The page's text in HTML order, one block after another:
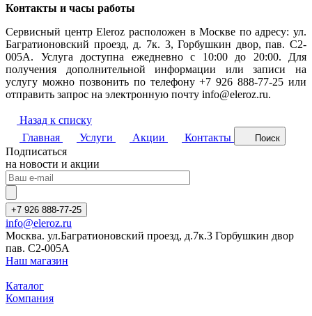
Контакты и часы работы
Сервисный центр Eleroz расположен в Москве по адресу: ул.
Багратионовский проезд, д. 7к. 3, Горбушкин двор, пав. C2-
005A. Услуга доступна ежедневно с 10:00 до 20:00. Для
получения дополнительной информации или записи на
услугу можно позвонить по телефону +7 926 888-77-25 или
отправить запрос на электронную почту info@eleroz.ru.
Назад к списку
Главная
Услуги Акции Контакты Поиск
Подписаться
на новости и акции
+7 926 888-77-25
info@eleroz.ru
Москва. ул.Багратионовский проезд, д.7к.3 Горбушкин двор
пав. C2-005A
Наш магазин
Каталог
Компания